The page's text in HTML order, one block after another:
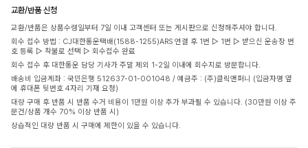
교환/반품 신청
교환/반품은 상품수령일부터 7일 이내 고객센터 또는 게시판으로 신청해주셔야 합니다.
회수 접수 방법 : CJ대한통운택배(1588-1255)ARS 연결 후 1번 ▷ 1번 ▷ 받으신 운송장 번
호 등록 ▷ 착불로 선택 ▷ 회수접수 완료
회수 접수 후 대한통운 담당 기사가 주말 제외 1-2일 이내에 회수지로 방문합니다.
배송비 입금계좌 : 국민은행 512637-01-001048 / 예금주 : (주)클릭앤퍼니 (입금자명 옆
에 휴대폰 뒷번호 4자리 기재 요청)
대량 구매 후 반품 시 반품 수거 비용이 1만원 이상 추가 부과될 수 있습니다. (30만원 이상 주
문건/상품 개수 70% 이상 반품 시)
상습적인 대량 반품 시 구매에 제한이 있을 수 있습니다.